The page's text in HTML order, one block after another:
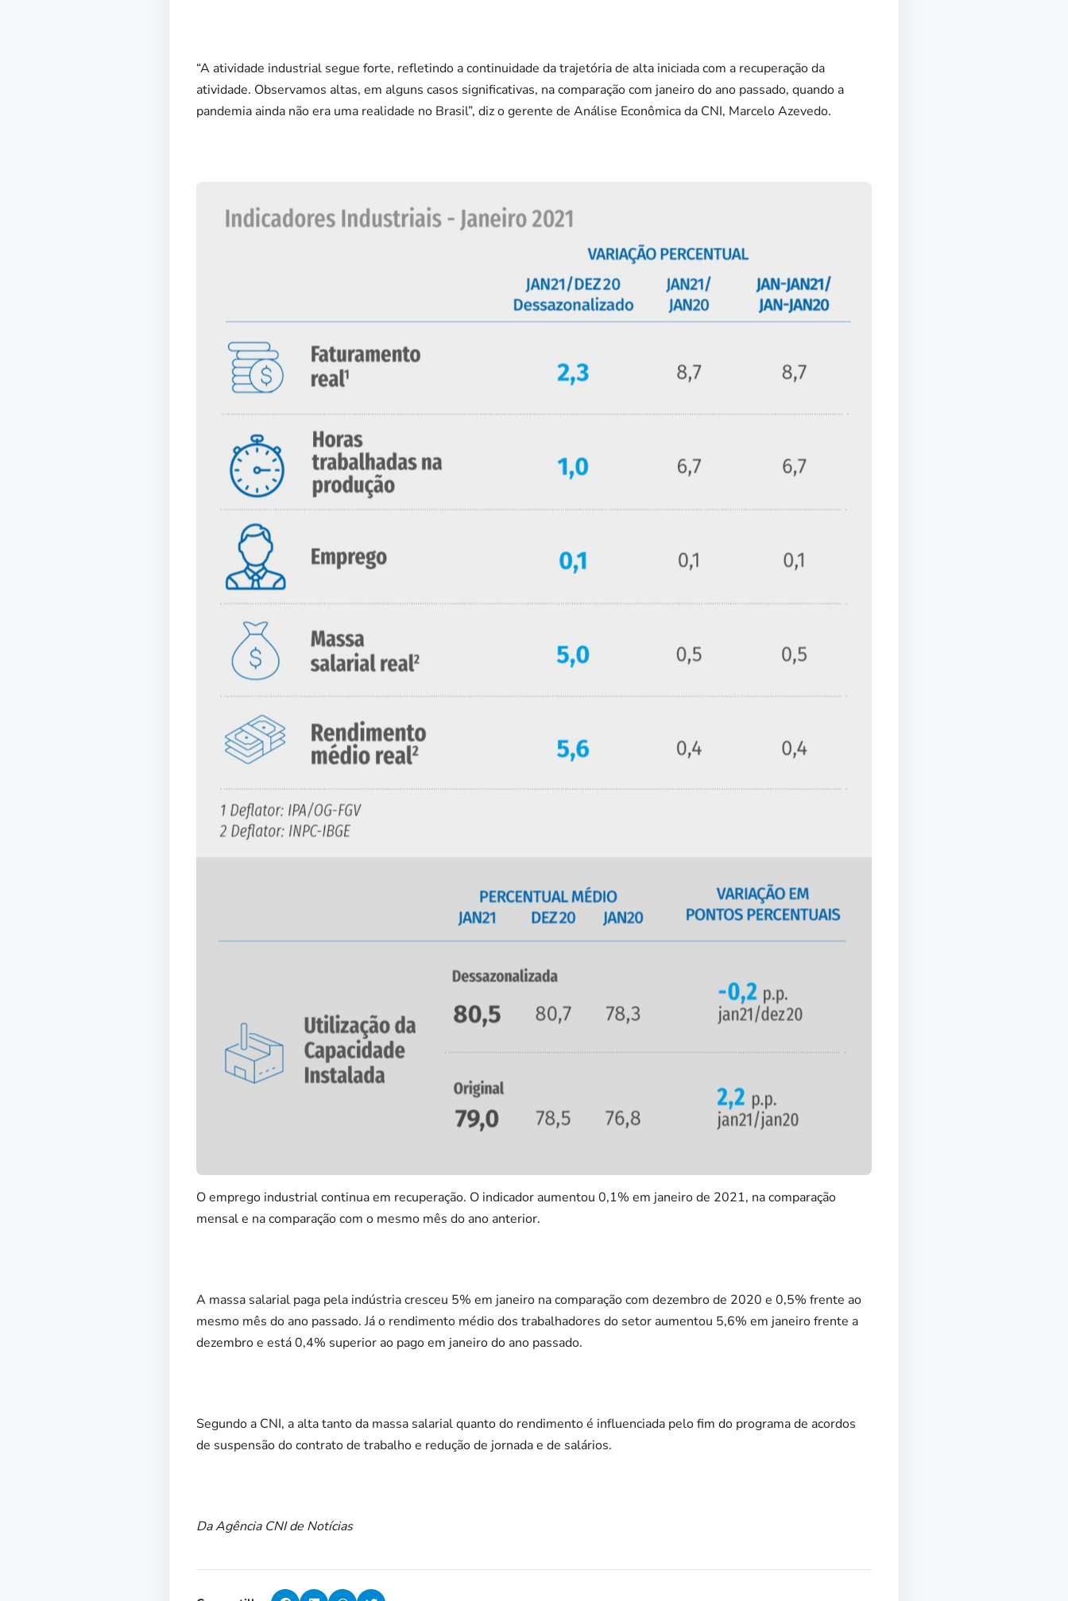
“A atividade industrial segue forte, refletindo a continuidade da trajetória de alta iniciada com a recuperação da
atividade. Observamos altas, em alguns casos significativas, na comparação com janeiro do ano passado, quando a
pandemia ainda não era uma realidade no Brasil”, diz o gerente de Análise Econômica da CNI, Marcelo Azevedo.
O emprego industrial continua em recuperação. O indicador aumentou 0,1% em janeiro de 2021, na comparação
mensal e na comparação com o mesmo mês do ano anterior.
A massa salarial paga pela indústria cresceu 5% em janeiro na comparação com dezembro de 2020 e 0,5% frente ao
mesmo mês do ano passado. Já o rendimento médio dos trabalhadores do setor aumentou 5,6% em janeiro frente a
dezembro e está 0,4% superior ao pago em janeiro do ano passado.
Segundo a CNI, a alta tanto da massa salarial quanto do rendimento é influenciada pelo fim do programa de acordos
de suspensão do contrato de trabalho e redução de jornada e de salários.
Da Agência CNI de Notícias